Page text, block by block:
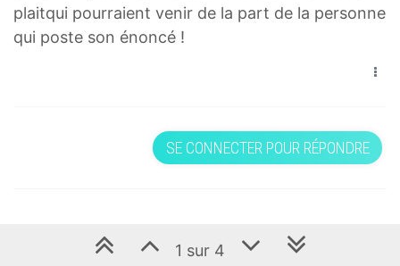
plaitqui pourraient venir de la part de la personne
qui poste son énoncé !
SE CONNECTER POUR RÉPONDRE
1 sur 4